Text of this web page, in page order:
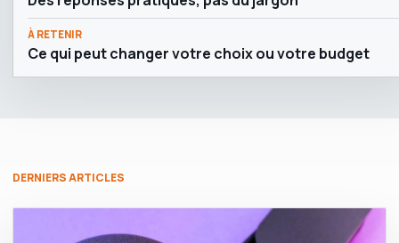
À RETENIR
Ce qui peut changer votre choix ou votre budget
DERNIERS ARTICLES